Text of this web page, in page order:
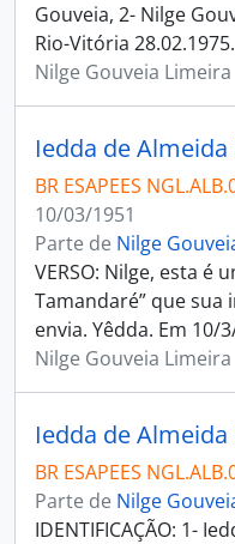
Gouveia, 2- Nilge
Rio-Vitória 28.02.1975.
Nilge Gouveia Limeira
BR ESAPEES
10/03/1951
Parte de Nilge
VERSO: Nilge, esta é
Tamandaré” que
envia. Yêdda. Em 10/
Nilge Gouveia Limeira
BR ESAPEES
Parte de Nilge
IDENTIFICAÇÃO: 1-